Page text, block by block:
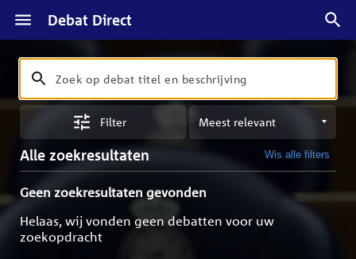
Debat Direct
Zoeken
Zoek
op
en
beschrijving
Filter
Sorteren
op
meest
Alle zoekresultaten Wis alle filters
Geen zoekresultaten gevonden
Helaas, wij vonden geen debatten voor uw
zoekopdracht